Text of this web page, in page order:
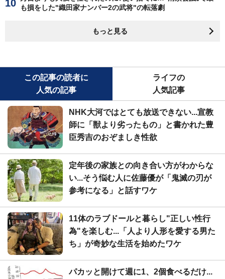
も損をした"織田家ナンバー2の武将"の転落劇
もっと見る
この記事の読者に
人気の記事
ライフの
人気記事
NHK大河ではとても放送できない...宣教
師に「獣より劣ったもの」と書かれた豊
臣秀吉のおぞましき性欲
定年後の家族との向き合い方がわからな
い...そう悩む人に佐藤優が「鬼滅の刃が
参考になる」と話すワケ
11体のラブドールと暮らし"正しい性行
為"を楽しむ...「人より人形を愛する男た
ち」が奇妙な生活を始めたワケ
パカッと開けて週に1、2個食べるだけ...